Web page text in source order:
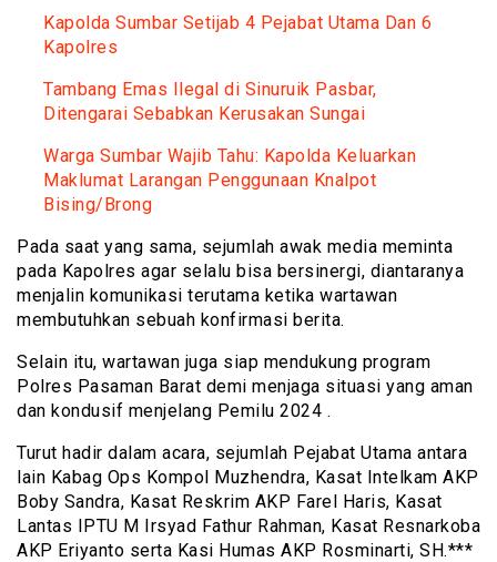
Kapolda Sumbar Setijab 4 Pejabat Utama Dan 6
Kapolres
Tambang Emas Ilegal di Sinuruik Pasbar,
Ditengarai Sebabkan Kerusakan Sungai
Warga Sumbar Wajib Tahu: Kapolda Keluarkan
Maklumat Larangan Penggunaan Knalpot
Bising/Brong
Pada saat yang sama, sejumlah awak media meminta
pada Kapolres agar selalu bisa bersinergi, diantaranya
menjalin komunikasi terutama ketika wartawan
membutuhkan sebuah konfirmasi berita.
Selain itu, wartawan juga siap mendukung program
Polres Pasaman Barat demi menjaga situasi yang aman
dan kondusif menjelang Pemilu 2024 .
Turut hadir dalam acara, sejumlah Pejabat Utama antara
lain Kabag Ops Kompol Muzhendra, Kasat Intelkam AKP
Boby Sandra, Kasat Reskrim AKP Farel Haris, Kasat
Lantas IPTU M Irsyad Fathur Rahman, Kasat Resnarkoba
AKP Eriyanto serta Kasi Humas AKP Rosminarti, SH.***